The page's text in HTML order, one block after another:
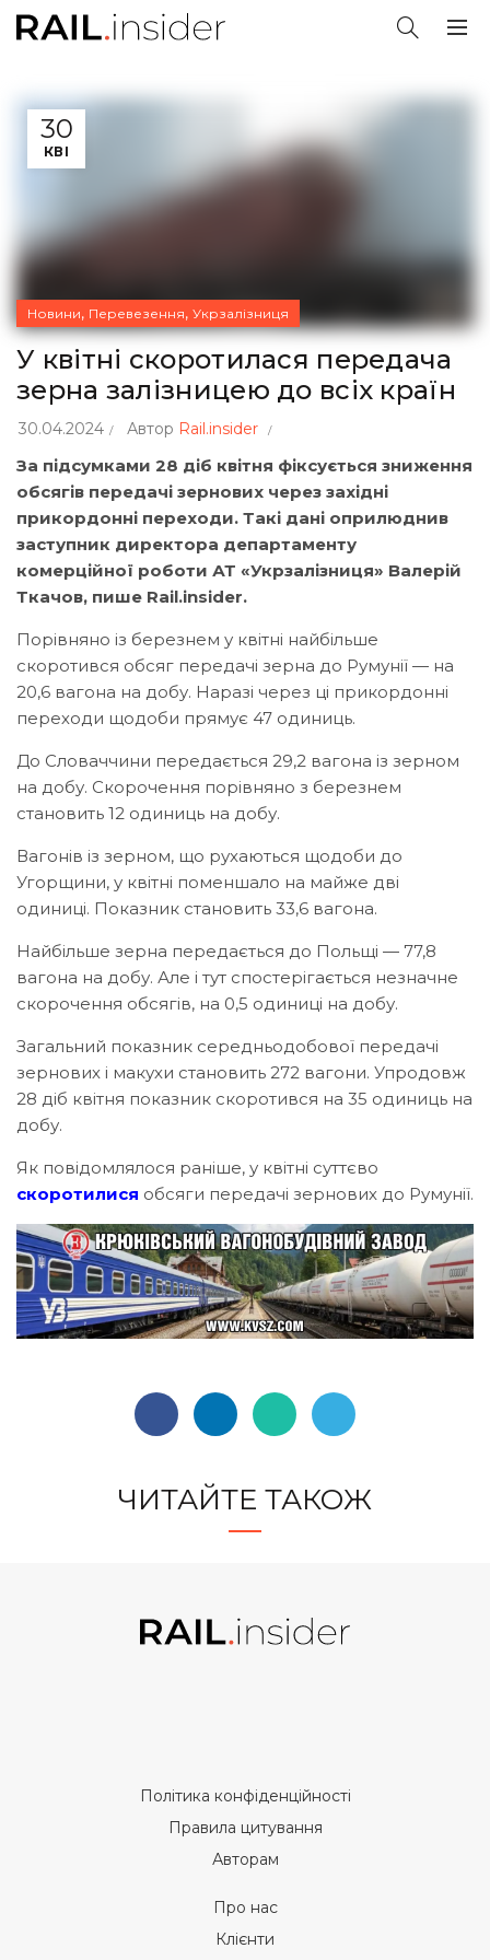
30
КВІ
Новини, Перевезення, Укрзалізниця
У квітні скоротилася передача
зерна залізницею до всіх країн
30.04.2024 Автор Rail.insider
За підсумками 28 діб квітня фіксується зниження
обсягів передачі зернових через західні
прикордонні переходи. Такі дані оприлюднив
заступник директора департаменту
комерційної роботи АТ «Укрзалізниця» Валерій
Ткачов, пише Rail.insider.
Порівняно із березнем у квітні найбільше
скоротився обсяг передачі зерна до Румунії — на
20,6 вагона на добу. Наразі через ці прикордонні
переходи щодоби прямує 47 одиниць.
До Словаччини передається 29,2 вагона із зерном
на добу. Скорочення порівняно з березнем
становить 12 одиниць на добу.
Вагонів із зерном, що рухаються щодоби до
Угорщини, у квітні поменшало на майже дві
одиниці. Показник становить 33,6 вагона.
Найбільше зерна передається до Польщі — 77,8
вагона на добу. Але і тут спостерігається незначне
скорочення обсягів, на 0,5 одиниці на добу.
Загальний показник середньодобової передачі
зернових і макухи становить 272 вагони. Упродовж
28 діб квітня показник скоротився на 35 одиниць на
добу.
Як повідомлялося раніше, у квітні суттєво
скоротилися обсяги передачі зернових до Румунії.
ЧИТАЙТЕ ТАКОЖ
Політика конфіденційності
Правила цитування
Авторам
Про нас
Клієнти